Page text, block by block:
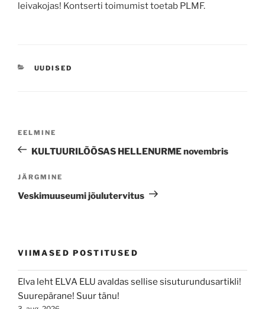
leivakojas! Kontserti toimumist toetab PLMF.
CATEGORIES
UUDISED
Previous
Post
EELMINE
KULTUURILÕÕSAS HELLENURME novembris
Next
Post
JÄRGMINE
Veskimuuseumi jõulutervitus
VIIMASED POSTITUSED
Elva leht ELVA ELU avaldas sellise sisuturundusartikli!
Suurepärane! Suur tänu!